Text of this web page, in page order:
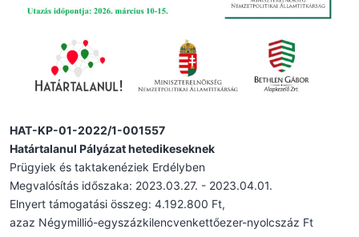
HAT-KP-01-2022/1-001557
Határtalanul Pályázat hetedikeseknek
Prügyiek és taktakenéziek Erdélyben
Megvalósítás időszaka: 2023.03.27. - 2023.04.01.
Elnyert támogatási összeg: 4.192.800 Ft,
azaz Négymillió-egyszázkilencvenkettőezer-nyolcszáz Ft